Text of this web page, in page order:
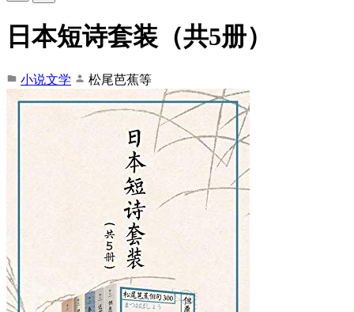
日本短诗套装（共5册）
小说文学 松尾芭蕉等